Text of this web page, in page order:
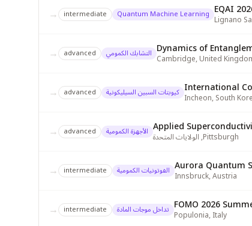
EQAI
Lignano
Quantum Machine Learning
intermediate
→
Dynamics of
Cambridge,United التشابك الكمومي advanced
→
International
Incheon,South كيوبتات السبين السيليكونية advanced
→
Applied
Pittsburgh
,الولايات المتحدة الأجهزة الكمومية advanced
→
Aurora Quantum
Innsbruck,Austria الفوتونيات الكمومية intermediate
→
FOMO 2026
Populonia,Italy تداخل موجات المادة intermediate
→